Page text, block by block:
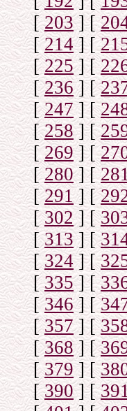
[203] [
[214] [
[225] [
[236] [
[247] [
[258] [
[269] [
[280] [
[291] [
[302] [
[313] [
[324] [
[335] [
[346] [
[357] [
[368] [
[379] [
[390] [